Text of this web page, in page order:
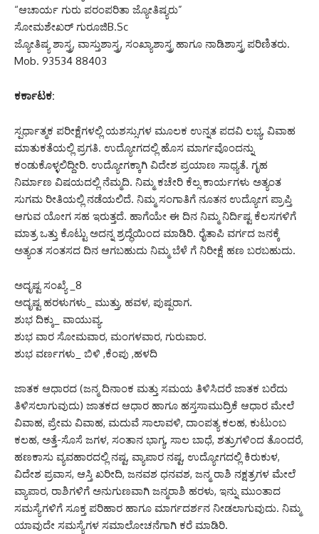
“ಆಚಾರ್ಯ ಗುರು ಪರಂಪರಿತಾ ಜ್ಯೋತಿಷ್ಯರು”
ಸೋಮಶೇಖರ್ ಗುರೂಜಿB.Sc
ಜ್ಯೋತಿಷ್ಯ ಶಾಸ್ತ್ರ, ವಾಸ್ತುಶಾಸ್ತ್ರ, ಸಂಖ್ಯಾಶಾಸ್ತ್ರ ಹಾಗೂ ನಾಡಿಶಾಸ್ತ್ರ ಪರಿಣಿತರು.
Mob. 93534 88403
ಕರ್ಕಾಟಕ:
ಸ್ಪರ್ಧಾತ್ಮಕ ಪರೀಕ್ಷೆಗಳಲ್ಲಿ ಯಶಸ್ಸುಗಳ ಮೂಲಕ ಉನ್ನತ ಪದವಿ ಲಭ್ಯ, ವಿವಾಹ
ಮಾತುಕತೆಯಲ್ಲಿ ಪ್ರಗತಿ. ಉದ್ಯೋಗದಲ್ಲಿ ಹೊಸ ಮಾರ್ಗವೊಂದನ್ನು
ಕಂಡುಕೊಳ್ಳಲಿದ್ದೀರಿ. ಉದ್ಯೋಗಕ್ಕಾಗಿ ವಿದೇಶ ಪ್ರಯಾಣ ಸಾಧ್ಯತೆ. ಗೃಹ
ನಿರ್ಮಾಣ ವಿಷಯದಲ್ಲಿ ನೆಮ್ಮದಿ. ನಿಮ್ಮ ಕಚೇರಿ ಕೆಲ್ಸ ಕಾರ್ಯಗಳು ಅತ್ಯಂತ
ಸುಗಮ ರೀತಿಯಲ್ಲಿ ನಡೆಯಲಿದೆ. ನಿಮ್ಮ ಸಂಗಾತಿಗೆ ನೂತನ ಉದ್ಯೋಗ ಪ್ರಾಪ್ತಿ
ಆಗುವ ಯೋಗ ಸಹ ಇರುತ್ತದೆ. ಹಾಗೆಯೇ ಈ ದಿನ ನಿಮ್ಮ ನಿರ್ದಿಷ್ಟ ಕೆಲಸಗಳಿಗೆ
ಮಾತ್ರ ಒತ್ತು ಕೊಟ್ಟು ಅದನ್ನ ಶ್ರದ್ಧೆಯಿಂದ ಮಾಡಿರಿ. ರೈತಾಪಿ ವರ್ಗದ ಜನಕ್ಕೆ
ಅತ್ಯಂತ ಸಂತಸದ ದಿನ ಆಗಬಹುದು ನಿಮ್ಮ ಬೆಳೆ ಗೆ ನಿರೀಕ್ಷೆ ಹಣ ಬರಬಹುದು.
ಅದೃಷ್ಟ ಸಂಖ್ಯೆ _8
ಅದೃಷ್ಟ ಹರಳುಗಳು_ ಮುತ್ತು, ಹವಳ, ಪುಷ್ಪರಾಗ.
ಶುಭ ದಿಕ್ಕು_ ವಾಯುವ್ಯ.
ಶುಭ ವಾರ ಸೋಮವಾರ, ಮಂಗಳವಾರ, ಗುರುವಾರ.
ಶುಭ ವರ್ಣಗಳು_ ಬಿಳಿ ,ಕೆಂಪು ,ಹಳದಿ
ಜಾತಕ ಆಧಾರದ (ಜನ್ಮ ದಿನಾಂಕ ಮತ್ತು ಸಮಯ ತಿಳಿಸಿದರೆ ಜಾತಕ ಬರೆದು
ತಿಳಿಸಲಾಗುವುದು) ಜಾತಕದ ಆಧಾರ ಹಾಗೂ ಹಸ್ತಸಾಮುದ್ರಿಕೆ ಆಧಾರ ಮೇಲೆ
ವಿವಾಹ, ಪ್ರೇಮ ವಿವಾಹ, ಮದುವೆ ಸಾಲಾವಳಿ, ದಾಂಪತ್ಯ ಕಲಹ, ಕುಟುಂಬ
ಕಲಹ, ಅತ್ತೆ-ಸೊಸೆ ಜಗಳ, ಸಂತಾನ ಭಾಗ್ಯ, ಸಾಲ ಬಾಧೆ, ಶತ್ರುಗಳಿಂದ ತೊಂದರೆ,
ಹಣಕಾಸು ವ್ಯವಹಾರದಲ್ಲಿ ನಷ್ಟ, ವ್ಯಾಪಾರ ನಷ್ಟ, ಉದ್ಯೋಗದಲ್ಲಿ ಕಿರುಕುಳ,
ವಿದೇಶ ಪ್ರವಾಸ, ಆಸ್ತಿ ಖರೀದಿ, ಜನವಶ ಧನವಶ, ಜನ್ಮ ರಾಶಿ ನಕ್ಷತ್ರಗಳ ಮೇಲೆ
ವ್ಯಾಪಾರ, ರಾಶಿಗಳಿಗೆ ಅನುಗುಣವಾಗಿ ಜನ್ಮರಾಶಿ ಹರಳು, ಇನ್ನು ಮುಂತಾದ
ಸಮಸ್ಯೆಗಳಿಗೆ ಸೂಕ್ತ ಪರಿಹಾರ ಹಾಗೂ ಮಾರ್ಗದರ್ಶನ ನೀಡಲಾಗುವುದು. ನಿಮ್ಮ
ಯಾವುದೇ ಸಮಸ್ಯೆಗಳ ಸಮಾಲೋಚನೆಗಾಗಿ ಕರೆ ಮಾಡಿರಿ.